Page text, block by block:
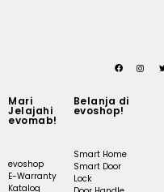
Mari
Jelajahi
evomab!
evoshop
E-Warranty
Katalog
Belanja di
evoshop!
Smart Home
Smart Door
Lock